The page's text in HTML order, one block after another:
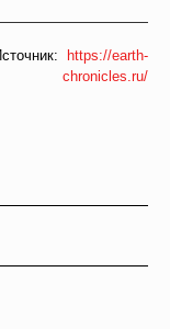
https://earth-
chronicles.ru/